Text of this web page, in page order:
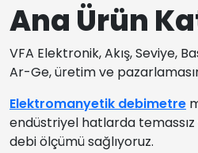
Ana Ürün
VFA Elektronik, Akış, Seviye,
Ar-Ge, üretim ve
Elektromanyetik debimetre
endüstriyel hatlarda
debi ölçümü sağlıyoruz.